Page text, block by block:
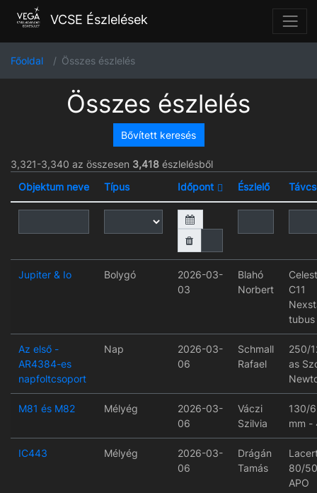
VCSE Észlelések
Főoldal Összes észlelés
Összes észlelés
Bővített keresés
3,321-3,340 az összesen 3,418 észlelésből
Objektum neve
Típus Időpont Észlelő
Jupiter & Io Bolygó
2026-03-
03
Blahó
Norbert
C11
tubus
Az első -
AR4384-es
napfoltcsoport
Nap
2026-03-
06
Schmall
Rafael
250/
as
M81 és M82 Mélyég
2026-03-
06
Váczi
Szilvia
130/
mm -
IC443 Mélyég
2026-03-
06
Drágán
Tamás
80/
APO